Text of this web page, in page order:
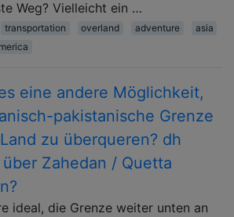
Weg? Vielleicht ein …
transportation overland adventure
asia
eine andere Möglichkeit,
pakistanische Grenze
zu überqueren? dh
Zahedan / Quetta
ideal, die Grenze weiter unten an